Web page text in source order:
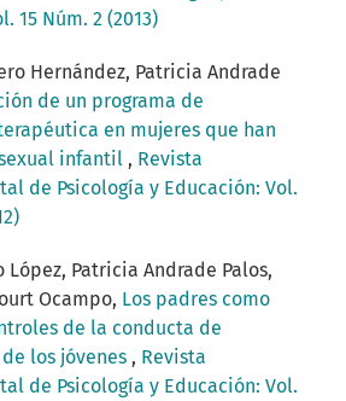
15 Núm. 2 (2013)
Hernández, Patricia Andrade
de un programa de
en mujeres que han
infantil , Revista
de Psicología y Educación: Vol.
López, Patricia Andrade Palos,
Ocampo, Los padres como
de la conducta de
los jóvenes , Revista
de Psicología y Educación: Vol.